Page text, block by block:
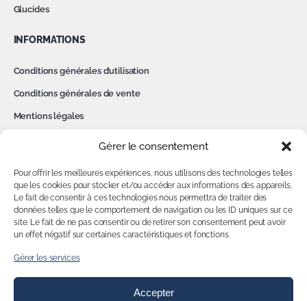
Gérer le consentement
Pour offrir les meilleures expériences, nous utilisons des technologies telles
que les cookies pour stocker et/ou accéder aux informations des appareils.
Le fait de consentir à ces technologies nous permettra de traiter des
données telles que le comportement de navigation ou les ID uniques sur ce
site. Le fait de ne pas consentir ou de retirer son consentement peut avoir
un effet négatif sur certaines caractéristiques et fonctions.
Gérer les services
Accepter
Glucides
INFORMATIONS
Conditions générales d’utilisation
Conditions générales de vente
Mentions légales
Contact
MON COMPTE